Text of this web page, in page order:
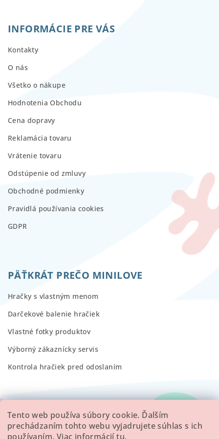
Tento web používa súbory cookie. Ďalším
prechádzaním tohto webu vyjadrujete súhlas s ich
používaním. Viac informáciítu.
INFORMÁCIE PRE VÁS
Kontakty
O nás
Všetko o nákupe
Hodnotenia Obchodu
Cena dopravy
Reklamácia tovaru
Vrátenie tovaru
Odstúpenie od zmluvy
Obchodné podmienky
Pravidlá používania cookies
GDPR
PÄŤKRÁT PREČO MINILOVE
Hračky s vlastným menom
Darčekové balenie hračiek
Vlastné fotky produktov
Výborný zákaznícky servis
Kontrola hračiek pred odoslaním
RECENZIE
Všetky hodnotenie obchodu